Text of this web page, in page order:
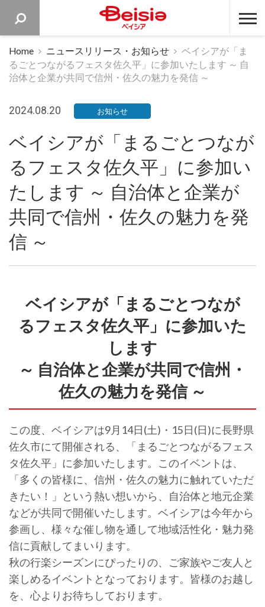
ベイシア
Home ニュースリリース・お知らせ
ベイシアが「ま
るごとつながるフェスタ佐久平」に参加いたします ～ 自
治体と企業が共同で信州・佐久の魅力を発信 ～
2024.08.20 お知らせ
ベイシアが「まるごとつなが
るフェスタ佐久平」に参加い
たします ～ 自治体と企業が
共同で信州・佐久の魅力を発
信 ～
ベイシアが「まるごとつなが
るフェスタ佐久平」に参加いた
します
～ 自治体と企業が共同で信州・
佐久の魅力を発信 ～
この度、ベイシアは9月14日(土)・15日(日)に長野県
佐久市にて開催される、「まるごとつながるフェス
タ佐久平」に参加いたします。このイベントは、
「多くの皆様に、信州・佐久の魅力に触れていただ
きたい！」という熱い想いから、自治体と地元企業
などが共同で開催いたします。ベイシアは今年から
参画し、様々な催し物を通して地域活性化・魅力発
信に貢献してまいります。
秋の行楽シーズンにぴったりの、ご家族やご友人と
楽しめるイベントとなっております。皆様のお越し
を、心よりお待ちしております。